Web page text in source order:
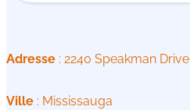
Adresse : 2240 Speakman Drive
Ville : Mississauga